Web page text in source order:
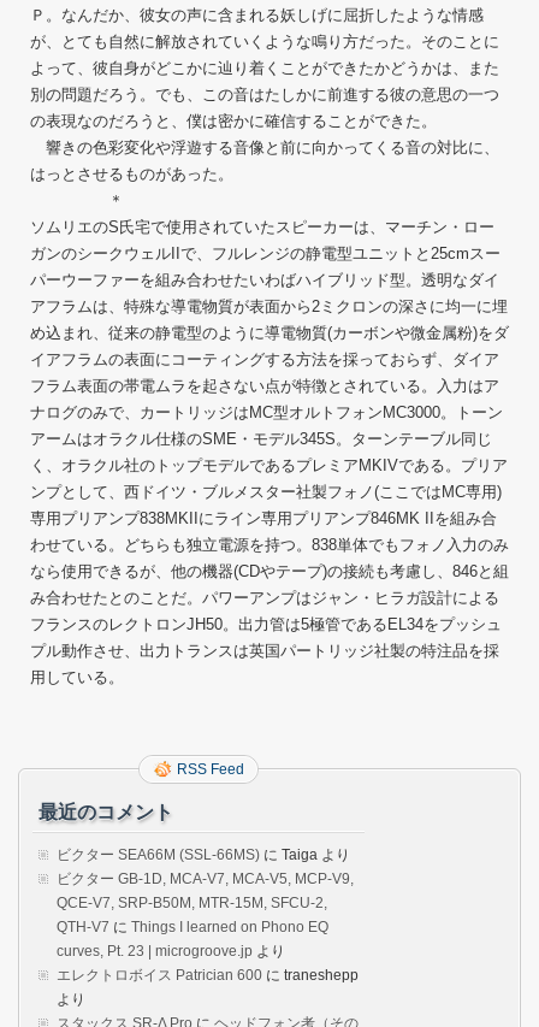
Ｐ。なんだか、彼女の声に含まれる妖しげに屈折したような情感
が、とても自然に解放されていくような鳴り方だった。そのことに
よって、彼自身がどこかに辿り着くことができたかどうかは、また
別の問題だろう。でも、この音はたしかに前進する彼の意思の一つ
の表現なのだろうと、僕は密かに確信することができた。
響きの色彩変化や浮遊する音像と前に向かってくる音の対比に、
はっとさせるものがあった。
＊
ソムリエのS氏宅で使用されていたスピーカーは、マーチン・ロー
ガンのシークウェルIIで、フルレンジの静電型ユニットと25cmスー
パーウーファーを組み合わせたいわばハイブリッド型。透明なダイ
アフラムは、特殊な導電物質が表面から2ミクロンの深さに均一に埋
め込まれ、従来の静電型のように導電物質(カーボンや微金属粉)をダ
イアフラムの表面にコーティングする方法を採っておらず、ダイア
フラム表面の帯電ムラを起さない点が特徴とされている。入力はア
ナログのみで、カートリッジはMC型オルトフォンMC3000。トーン
アームはオラクル仕様のSME・モデル345S。ターンテーブル同じ
く、オラクル社のトップモデルであるプレミアMKIVである。プリア
ンプとして、西ドイツ・ブルメスター社製フォノ(ここではMC専用)
専用プリアンプ838MKIIにライン専用プリアンプ846MK IIを組み合
わせている。どちらも独立電源を持つ。838単体でもフォノ入力のみ
なら使用できるが、他の機器(CDやテープ)の接続も考慮し、846と組
み合わせたとのことだ。パワーアンプはジャン・ヒラガ設計による
フランスのレクトロンJH50。出力管は5極管であるEL34をプッシュ
プル動作させ、出力トランスは英国パートリッジ社製の特注品を採
用している。
RSS Feed
最近のコメント
ビクター SEA66M (SSL-66MS) に Taiga より
ビクター GB-1D, MCA-V7, MCA-V5, MCP-V9,
QCE-V7, SRP-B50M, MTR-15M, SFCU-2,
QTH-V7 に Things I learned on Phono EQ
curves, Pt. 23 | microgroove.jp より
エレクトロボイス Patrician 600 に traneshepp
より
スタックス SR-Λ Pro に ヘッドフォン考（その